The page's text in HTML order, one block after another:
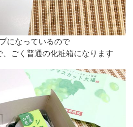
になっているので
ごく普通の化粧箱になります